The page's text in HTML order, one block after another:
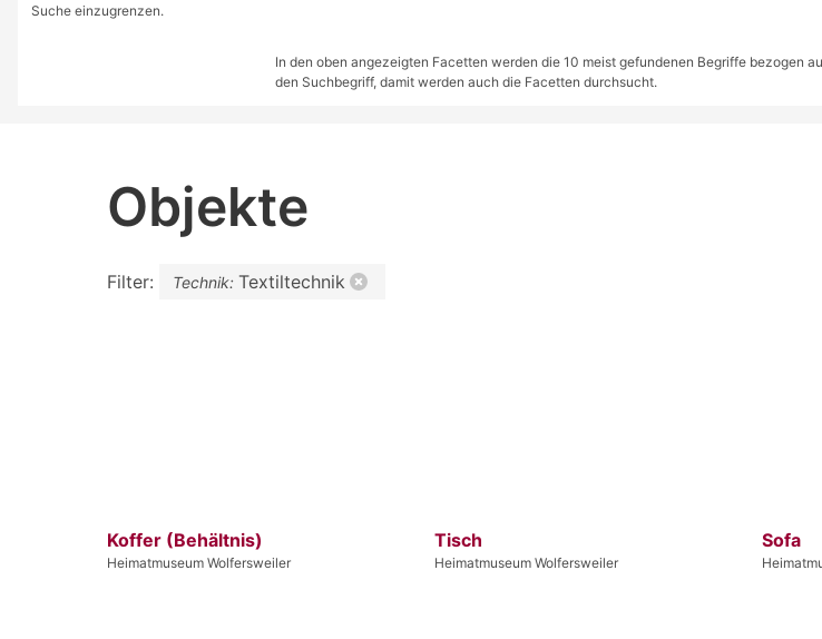
Suche einzugrenzen.
In den oben angezeigten Facetten werden die 10 meist gefundenen Begriffe bezogen
den Suchbegriff, damit werden auch die Facetten durchsucht.
Objekte
Filter: Technik: Textiltechnik
Koffer (Behältnis)
Heimatmuseum Wolfersweiler
Tisch
Heimatmuseum Wolfersweiler
Sofa